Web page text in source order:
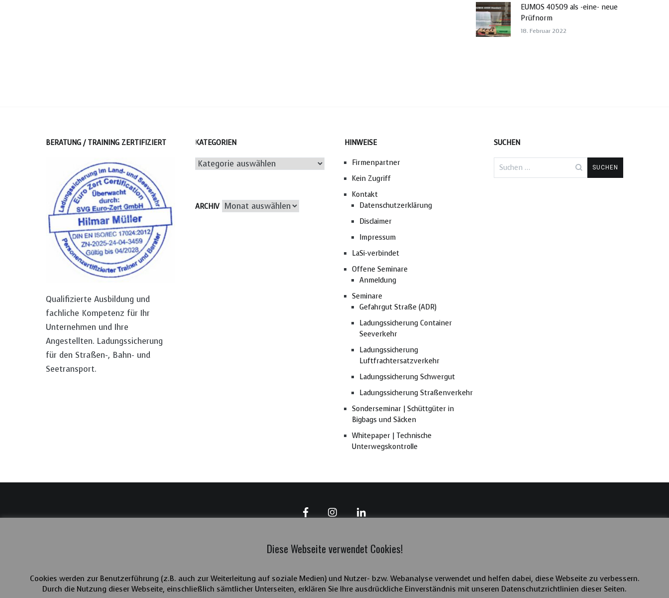
EUMOS 40509 als -eine- neue
Prüfnorm
18. Februar 2022
BERATUNG / TRAINING ZERTIFIZIERT
Qualifizierte Ausbildung und
fachliche Kompetenz für Ihr
Unternehmen und Ihre
Angestellten. Ladungssicherung
für den Straßen-, Bahn- und
Seetransport.
KATEGORIEN
Kategorien
ARCHIV Archiv
HINWEISE
Firmenpartner
Kein Zugriff
Kontakt
Datenschutzerklärung
Disclaimer
Impressum
LaSi-verbindet
Offene Seminare
Anmeldung
Seminare
Gefahrgut Straße (ADR)
Ladungssicherung Container
Seeverkehr
Ladungssicherung
Luftfrachtersatzverkehr
Ladungssicherung Schwergut
Ladungssicherung Straßenverkehr
Sonderseminar | Schüttgüter in
Bigbags und Säcken
Whitepaper | Technische
Unterwegskontrolle
SUCHEN
Suchen
nach:
Copyright 2025 | LaSi-verbindet | Hilmar Müller
Diese Webseite verwendet Cookies!
Cookies werden zur Benutzerführung (z.B. auch zur Weiterleitung auf soziale Medien) und Nutzer- bzw. Webanalyse verwendet und helfen dabei, diese Webseite zu verbessern.
Durch die Nutzung dieser Webseite, einschließlich sämtlicher Unterseiten, erklären Sie Ihre ausdrückliche Einverständnis mit unseren Datenschutzrichtlinien dieser Seiten.